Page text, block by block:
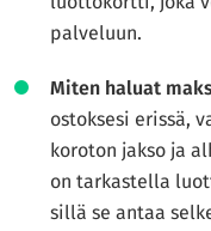
palveluun.
Miten haluat
ostoksesi erissä,
koroton jakso ja
on tarkastella
sillä se antaa